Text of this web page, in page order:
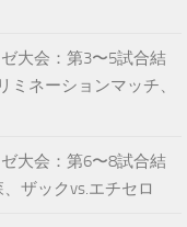
大会：第3〜5試合結
ミネーションマッチ、
大会：第6〜8試合結
ザックvs.エチセロ